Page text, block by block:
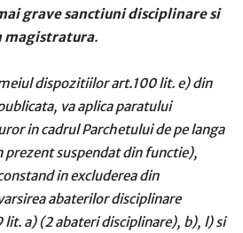
grave sanctiuni disciplinare si
magistratura.
dispozitiilor art.100 lit. e) din
va aplica paratului
in cadrul Parchetului de pe langa
prezent suspendat din functie),
inexcluderea din
abaterilor disciplinare
a) (2 abateri disciplinare), b), l) si